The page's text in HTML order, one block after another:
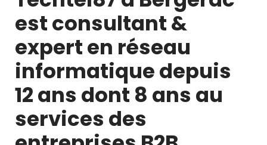
est consultant &
expert en réseau
informatique depuis
12 ans dont 8 ans au
services des